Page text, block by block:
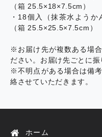
（箱 25.5×18×7.5cm）
・18個入（抹茶水ようか
（箱 25.5×25.5×7.5cm）
※お届け先が複数ある場
ださい。お届け先ごとに振
※不明点がある場合は備
絡させていただきます。
ホーム